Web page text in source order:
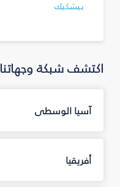
بيشكيك
اكتشف شبكة وجهاتنا
آسيا الوسطى
أفريقيا